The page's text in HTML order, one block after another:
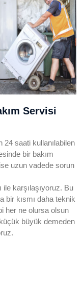
Servisi
24 saati kullanılabilen
bir bakım
ise uzun vadede sorun
karşılaşıyoruz. Bu
bir kısmı daha teknik
her ne olursa olsun
büyük demeden